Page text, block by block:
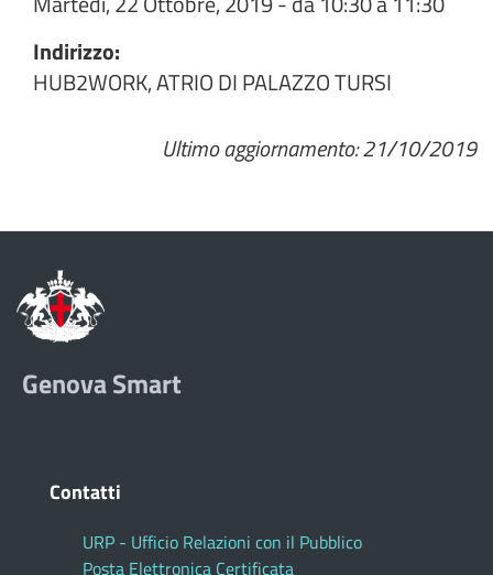
Indirizzo:
HUB2WORK, ATRIO DI PALAZZO TURSI
Ultimo aggiornamento: 21/10/2019
Genova Smart
Contatti
URP - Ufficio Relazioni con il Pubblico
Posta Elettronica Certificata